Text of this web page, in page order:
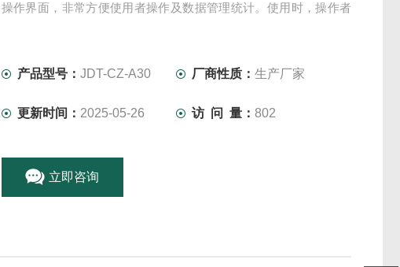
操作界面，非常方便使用者操作及数据管理统计。使用时，操作者
产品型号： JDT-CZ-A30 厂商性质：生产厂家
更新时间： 2025-05-26 访 问 量：802
立即咨询